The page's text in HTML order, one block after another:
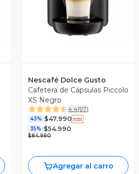
Nescafé Dolce Gusto
Cafetera de Cápsulas Piccolo
XS Negro
4.4(97)
43% $47.990
35% $54.990
$84.990
Agregar al carro